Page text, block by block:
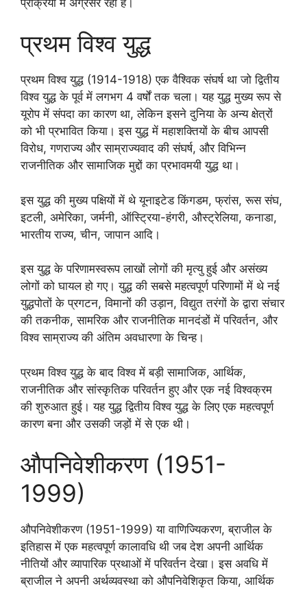
प्रथम विश्व युद्ध
प्रथम विश्व युद्ध (1914-1918) एक वैश्विक संघर्ष था जो द्वितीय
विश्व युद्ध के पूर्व में लगभग 4 वर्षों तक चला। यह युद्ध मुख्य रूप से
यूरोप में संपदा का कारण था, लेकिन इसने दुनिया के अन्य क्षेत्रों
को भी प्रभावित किया। इस युद्ध में महाशक्तियों के बीच आपसी
विरोध, गणराज्य और साम्राज्यवाद की संघर्ष, और विभिन्न
राजनीतिक और सामाजिक मुद्दों का प्रभावमयी युद्ध था।
इस युद्ध की मुख्य पक्षियों में थे यूनाइटेड किंगडम, फ्रांस, रूस संघ,
इटली, अमेरिका, जर्मनी, ऑस्ट्रिया-हंगरी, औस्ट्रेलिया, कनाडा,
भारतीय राज्य, चीन, जापान आदि।
इस युद्ध के परिणामस्वरूप लाखों लोगों की मृत्यु हुई और असंख्य
लोगों को घायल हो गए। युद्ध की सबसे महत्वपूर्ण परिणामों में थे नई
युद्धपोतों के प्रगटन, विमानों की उड़ान, विद्युत तरंगों के द्वारा संचार
की तकनीक, सामरिक और राजनीतिक मानदंडों में परिवर्तन, और
विश्व साम्राज्य की अंतिम अवधारणा के चिन्ह।
प्रथम विश्व युद्ध के बाद विश्व में बड़ी सामाजिक, आर्थिक,
राजनीतिक और सांस्कृतिक परिवर्तन हुए और एक नई विश्वक्रम
की शुरुआत हुई। यह युद्ध द्वितीय विश्व युद्ध के लिए एक महत्वपूर्ण
कारण बना और उसकी जड़ों में से एक थी।
औपनिवेशीकरण (1951-
1999)
औपनिवेशीकरण (1951-1999) या वाणिज्यिकरण, ब्राजील के
इतिहास में एक महत्वपूर्ण कालावधि थी जब देश अपनी आर्थिक
नीतियों और व्यापारिक प्रथाओं में परिवर्तन देखा। इस अवधि में
ब्राजील ने अपनी अर्थव्यवस्था को औपनिवेशिकृत किया, आर्थिक